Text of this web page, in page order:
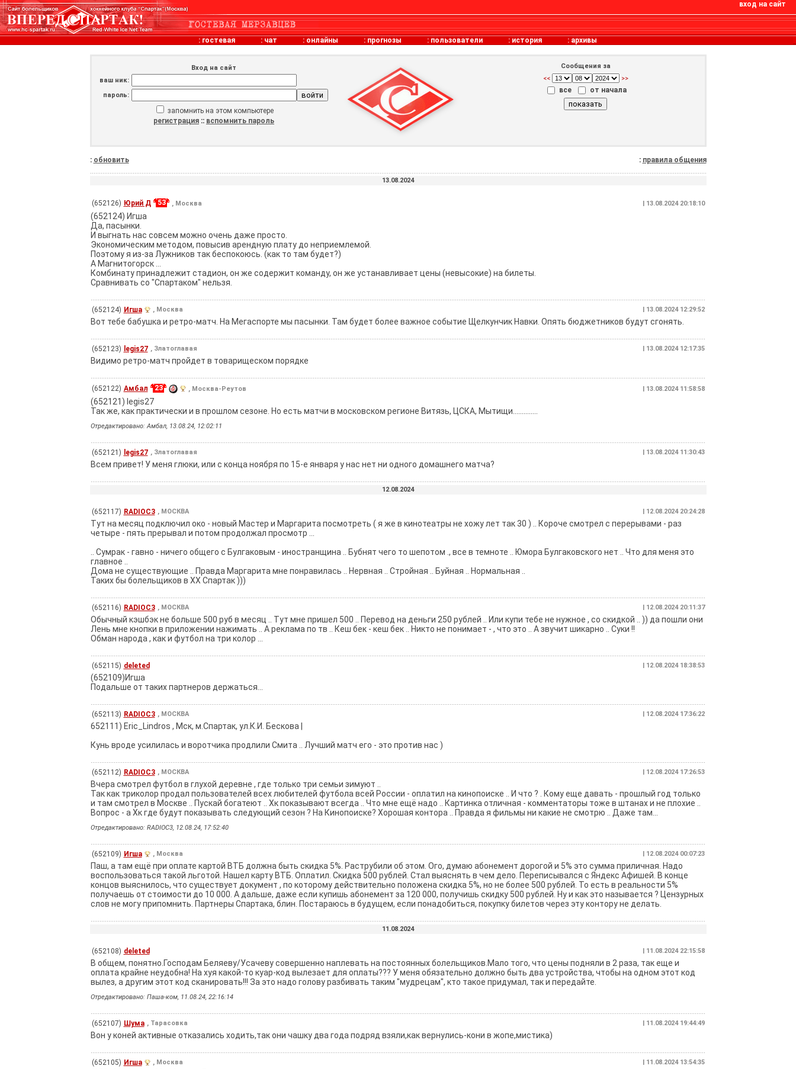
вход на сайт
: гостевая : чат : онлайны : прогнозы : пользователи : история : архивы
Вход на сайт
ваш ник:
пароль:
запомнить на этом компьютере
регистрация :: вспомнить пароль
Сообщения за
<<
>>
все от начала
: обновить : правила общения
13.08.2024
(652126) Юрий Д 53 , Москва | 13.08.2024 20:18:10
(652124) Игша
Да, пасынки.
И выгнать нас совсем можно очень даже просто.
Экономическим методом, повысив арендную плату до неприемлемой.
Поэтому я из-за Лужников так беспокоюсь. (как то там будет?)
А Магнитогорск ...
Комбинату принадлежит стадион, он же содержит команду, он же устанавливает цены (невысокие) на билеты.
Сравнивать со "Спартаком" нельзя.
(652124) Игша , Москва | 13.08.2024 12:29:52
Вот тебе бабушка и ретро-матч. На Мегаспорте мы пасынки. Там будет более важное событие Щелкунчик Навки. Опять бюджетников будут сгонять.
(652123) legis27 , Златоглавая | 13.08.2024 12:17:35
Видимо ретро-матч пройдет в товарищеском порядке
(652122) Амбал 23 , Москва-Реутов | 13.08.2024 11:58:58
(652121) legis27
Так же, как практически и в прошлом сезоне. Но есть матчи в московском регионе Витязь, ЦСКА, Мытищи..............
Отредактировано: Амбал, 13.08.24, 12:02:11
(652121) legis27 , Златоглавая | 13.08.2024 11:30:43
Всем привет! У меня глюки, или с конца ноября по 15-е января у нас нет ни одного домашнего матча?
12.08.2024
(652117) RADIOC3 , МОСКВА | 12.08.2024 20:24:28
Тут на месяц подключил око - новый Мастер и Маргарита посмотреть ( я же в кинотеатры не хожу лет так 30 ) .. Короче смотрел с перерывами - раз
четыре - пять прерывал и потом продолжал просмотр ...
.. Сумрак - гавно - ничего общего с Булгаковым - иностранщина .. Бубнят чего то шепотом ., все в темноте .. Юмора Булгаковского нет .. Что для меня это
главное ..
Дома не существующие .. Правда Маргарита мне понравилась .. Нервная .. Стройная .. Буйная .. Нормальная ..
Таких бы болельщиков в ХХ Спартак )))
(652116) RADIOC3 , МОСКВА | 12.08.2024 20:11:37
Обычный кэшбэк не больше 500 руб в месяц .. Тут мне пришел 500 .. Перевод на деньги 250 рублей .. Или купи тебе не нужное , со скидкой .. )) да пошли они
Лень мне кнопки в приложении нажимать .. А реклама по тв .. Кеш бек - кеш бек .. Никто не понимает - , что это .. А звучит шикарно .. Суки !!
Обман народа , как и футбол на три колор ...
(652115) deleted | 12.08.2024 18:38:53
(652109)Игша
Подальше от таких партнеров держаться...
(652113) RADIOC3 , МОСКВА | 12.08.2024 17:36:22
652111) Eric_Lindros , Мск, м.Спартак, ул.К.И. Бескова |
Кунь вроде усилилась и воротчика продлили Смита .. Лучший матч его - это против нас )
(652112) RADIOC3 , МОСКВА | 12.08.2024 17:26:53
Вчера смотрел футбол в глухой деревне , где только три семьи зимуют ..
Так как триколор продал пользователей всех любителей футбола всей России - оплатил на кинопоиске .. И что ? . Кому еще давать - прошлый год только
и там смотрел в Москве .. Пускай богатеют .. Хк показывают всегда .. Что мне ещё надо .. Картинка отличная - комментаторы тоже в штанах и не плохие ..
Вопрос - а Хк где будут показывать следующий сезон ? На Кинопоиске? Хорошая контора .. Правда я фильмы ни какие не смотрю .. Даже там...
Отредактировано: RADIOC3, 12.08.24, 17:52:40
(652109) Игша , Москва | 12.08.2024 00:07:23
Паш, а там ещё при оплате картой ВТБ должна быть скидка 5%. Раструбили об этом. Ого, думаю абонемент дорогой и 5% это сумма приличная. Надо
воспользоваться такой льготой. Нашел карту ВТБ. Оплатил. Скидка 500 рублей. Стал выяснять в чем дело. Переписывался с Яндекс Афишей. В конце
концов выяснилось, что существует документ , по которому действительно положена скидка 5%, но не более 500 рублей. То есть в реальности 5%
получаешь от стоимости до 10 000. А дальше, даже если купишь абонемент за 120 000, получишь скидку 500 рублей. Ну и как это называется ? Цензурных
слов не могу припомнить. Партнеры Спартака, блин. Постараюсь в будущем, если понадобиться, покупку билетов через эту контору не делать.
11.08.2024
(652108) deleted | 11.08.2024 22:15:58
В общем, понятно.Господам Беляеву/Усачеву совершенно наплевать на постоянных болельщиков.Мало того, что цены подняли в 2 раза, так еще и
оплата крайне неудобна! На хуя какой-то куар-код вылезает для оплаты??? У меня обязательно должно быть два устройства, чтобы на одном этот код
вылез, а другим этот код сканировать!!! За это надо голову разбивать таким "мудрецам", кто такое придумал, так и передайте.
Отредактировано: Паша-ком, 11.08.24, 22:16:14
(652107) Шума , Тарасовка | 11.08.2024 19:44:49
Вон у коней активные отказались ходить,так они чашку два года подряд взяли,как вернулись-кони в жопе,мистика)
(652105) Игша , Москва | 11.08.2024 13:54:35